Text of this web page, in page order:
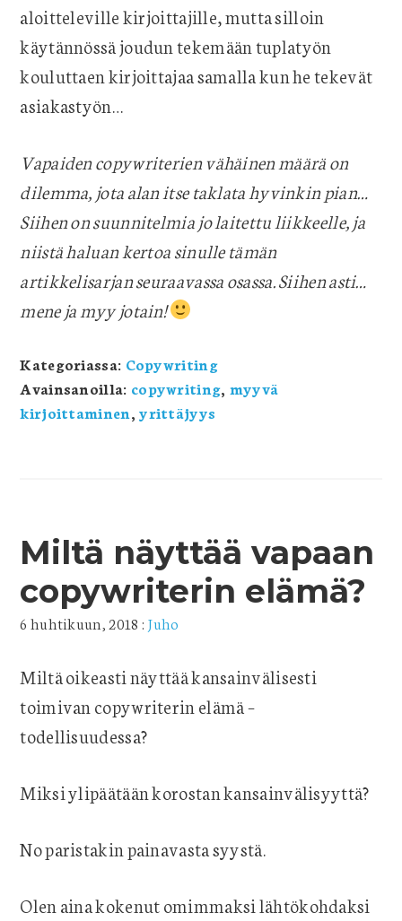
aloitteleville kirjoittajille, mutta silloin
käytännössä joudun tekemään tuplatyön
kouluttaen kirjoittajaa samalla kun he tekevät
asiakastyön…
Vapaiden copywriterien vähäinen määrä on
dilemma, jota alan itse taklata hyvinkin pian…
Siihen on suunnitelmia jo laitettu liikkeelle, ja
niistä haluan kertoa sinulle tämän
artikkelisarjan seuraavassa osassa. Siihen asti…
mene ja myy jotain!
Kategoriassa: Copywriting
Avainsanoilla: copywriting, myyvä
kirjoittaminen,yrittäjyys
Miltä näyttää vapaan
copywriterin elämä?
6 huhtikuun, 2018 : Juho
Miltä oikeasti näyttää kansainvälisesti
toimivan copywriterin elämä –
todellisuudessa?
Miksi ylipäätään korostan kansainvälisyyttä?
No paristakin painavasta syystä.
Olen aina kokenut omimmaksi lähtökohdaksi